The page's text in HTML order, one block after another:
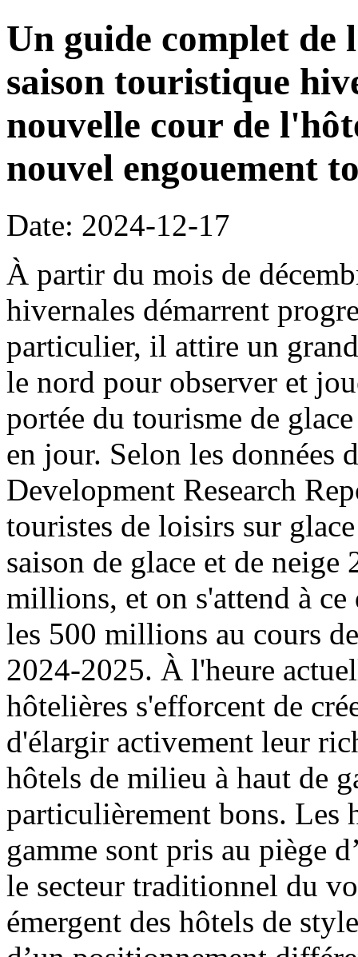
Un guide complet de
saison touristique
nouvelle cour de
nouvel engouement
Date: 2024-12-17
À partir du mois de
hivernales démarrent
particulier, il attire un
le nord pour observer et
portée du tourisme de
en jour. Selon les données
Development Research
touristes de loisirs sur
saison de glace et de neige
millions, et on s'attend à ce
les 500 millions au cours
2024-2025. À l'heure
hôtelières s'efforcent de
d'élargir activement leur
hôtels de milieu à haut de
particulièrement bons. Les
gamme sont pris au piège
le secteur traditionnel du
émergent des hôtels de